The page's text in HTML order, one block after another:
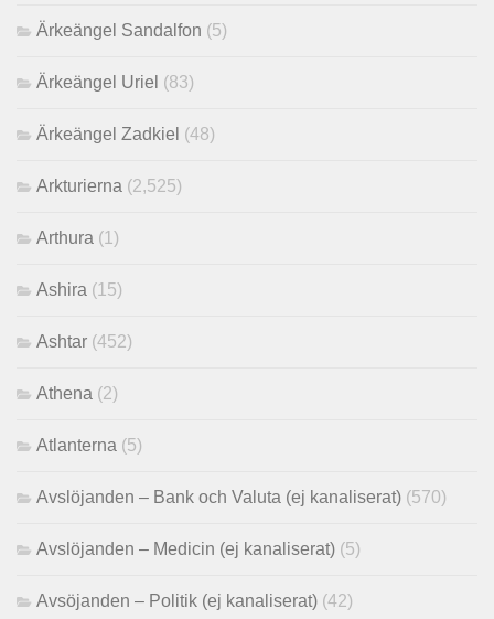
Ärkeängel Sandalfon (5)
Ärkeängel Uriel (83)
Ärkeängel Zadkiel (48)
Arkturierna (2,525)
Arthura (1)
Ashira (15)
Ashtar (452)
Athena (2)
Atlanterna (5)
Avslöjanden – Bank och Valuta (ej kanaliserat) (570)
Avslöjanden – Medicin (ej kanaliserat) (5)
Avsöjanden – Politik (ej kanaliserat) (42)